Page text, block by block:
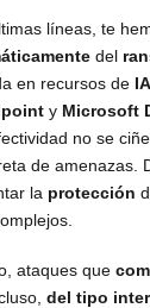
líneas, te
del
en recursos de
y Microsoft
no se
de amenazas.
la protección
ataques que
del tipo